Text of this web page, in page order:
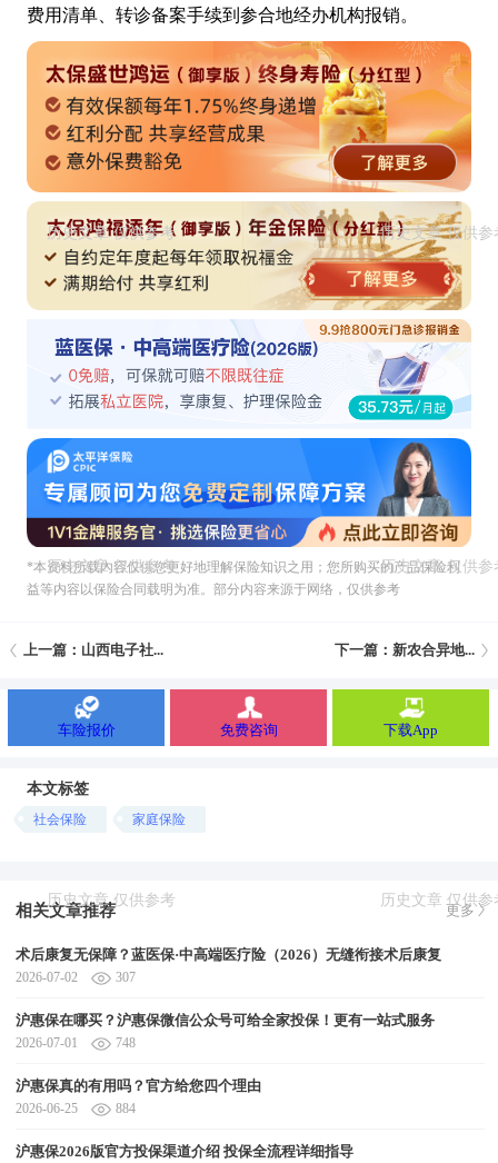
费用清单、转诊备案手续到参合地经办机构报销。
*本资料所载內容仅供您更好地理解保险知识之用；您所购买的产品保险利
益等内容以保险合同载明为准。部分内容来源于网络，仅供参考
上一篇：山西电子社... 下一篇：新农合异地...
车险报价 免费咨询 下载App
本文标签
社会保险 家庭保险
相关文章推荐 更多
术后康复无保障？蓝医保·中高端医疗险（2026）无缝衔接术后康复
2026-07-02 307
沪惠保在哪买？沪惠保微信公众号可给全家投保！更有一站式服务
2026-07-01 748
沪惠保真的有用吗？官方给您四个理由
2026-06-25 884
沪惠保2026版官方投保渠道介绍 投保全流程详细指导